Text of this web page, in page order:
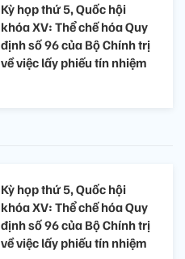
Kỳ họp thứ 5, Quốc hội
khóa XV: Thể chế hóa Quy
định số 96 của Bộ Chính trị
về việc lấy phiếu tín nhiệm
Kỳ họp thứ 5, Quốc hội
khóa XV: Thể chế hóa Quy
định số 96 của Bộ Chính trị
về việc lấy phiếu tín nhiệm